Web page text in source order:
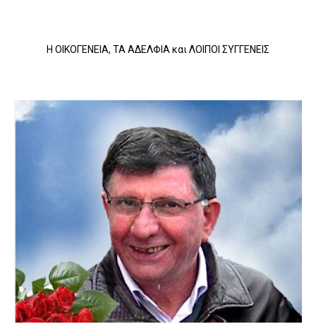
Η ΟΙΚΟΓΕΝΕΙΑ, ΤΑ ΑΔΕΛΦΙΑ και ΛΟΙΠΟΙ ΣΥΓΓΕΝΕΙΣ